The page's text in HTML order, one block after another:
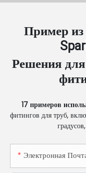
Пример
Решения
17 примеров
фитингов для труб,
Электронная